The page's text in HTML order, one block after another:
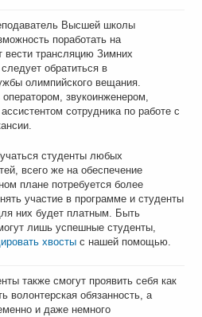
Высшей школы
поработать на
вести трансляцию Зимних
обратиться в
олимпийского вещания.
звукоинженером,
сотрудника по работе с
студенты любых
всего же на обеспечение
плане потребуется более
участие в программе и студенты
них будет платным. Быть
лишь успешные студенты,
хвосты с нашей помощью.
также смогут проявить себя как
волонтерская обязанность, а
и даже немного